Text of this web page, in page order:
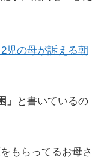
児の母が訴える朝
と書いているの
もらってるお母さ